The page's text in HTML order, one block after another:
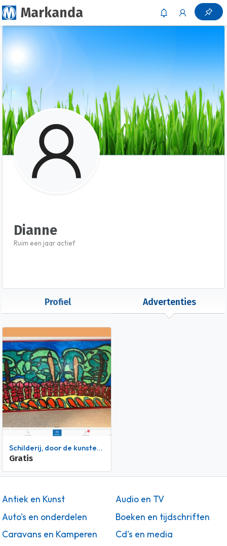
Markanda
Dianne
Ruim een jaar actief
Profiel Advertenties
Schilderij, door de kunstenaars klaprozen genoemd!
Gratis
Antiek en Kunst
Audio en TV
Auto's en onderdelen
Boeken en tijdschriften
Caravans en Kamperen
Cd's en media